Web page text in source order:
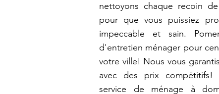
nettoyons chaque recoin
pour que vous puissiez
impeccable et sain.
d'entretien ménager pour
votre ville! Nous vous
avec des prix compétitifs!
service de ménage à